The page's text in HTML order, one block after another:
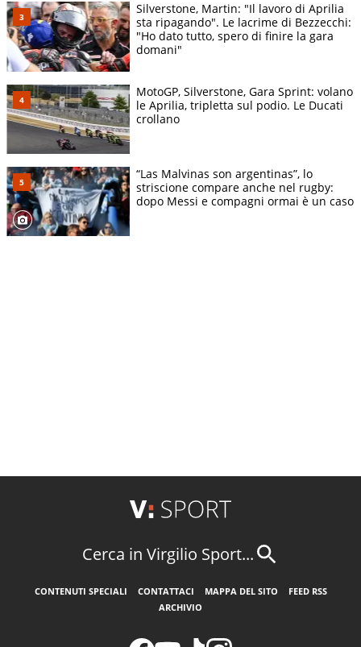
Silverstone, Martin: "Il lavoro di Aprilia
sta ripagando". Le lacrime di Bezzecchi:
"Ho dato tutto, spero di finire la gara
domani"
MotoGP, Silverstone, Gara Sprint: volano
le Aprilia, tripletta sul podio. Le Ducati
crollano
“Las Malvinas son argentinas”, lo
striscione compare anche nel rugby:
dopo Messi e compagni ormai è un caso
Cerca in Virgilio Sport...
CONTENUTI SPECIALI CONTATTACI MAPPA DEL SITO
FEED RSS
ARCHIVIO